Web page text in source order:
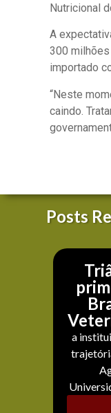
Nutricional
A
300
importado
“Neste
caindo.
Posts
a